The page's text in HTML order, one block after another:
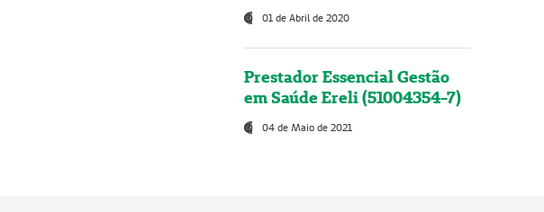
01 de Abril de 2020
Prestador Essencial Gestão
em Saúde Ereli (51004354-7)
04 de Maio de 2021